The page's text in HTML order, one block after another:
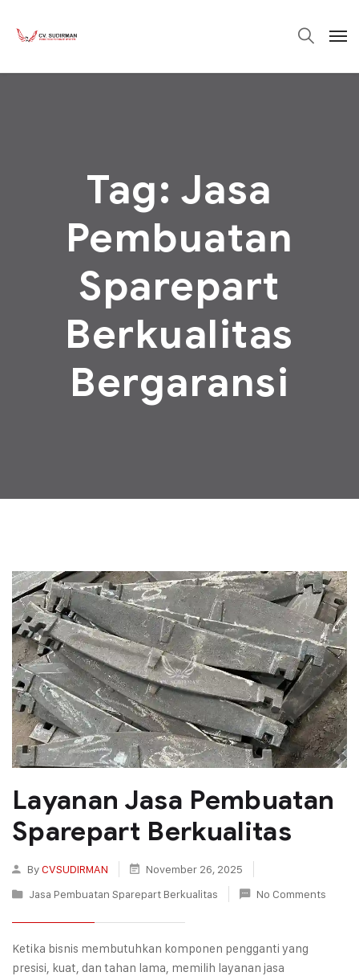
Tag: Jasa
Pembuatan
Sparepart
Berkualitas
Bergaransi
Layanan Jasa Pembuatan
Sparepart Berkualitas
ByCVSUDIRMAN
November 26, 2025
Jasa Pembuatan Sparepart Berkualitas
No Comments
Ketika bisnis membutuhkan komponen pengganti yang
presisi, kuat, dan tahan lama, memilih layanan jasa